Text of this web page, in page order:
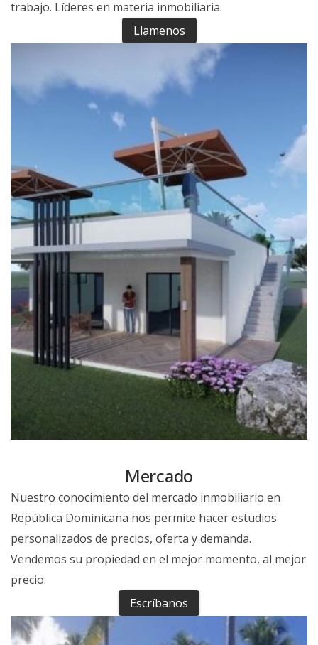
trabajo. Líderes en materia inmobiliaria.
Llamenos
Mercado
Nuestro conocimiento del mercado inmobiliario en
República Dominicana nos permite hacer estudios
personalizados de precios, oferta y demanda.
Vendemos su propiedad en el mejor momento, al mejor
precio.
Escríbanos